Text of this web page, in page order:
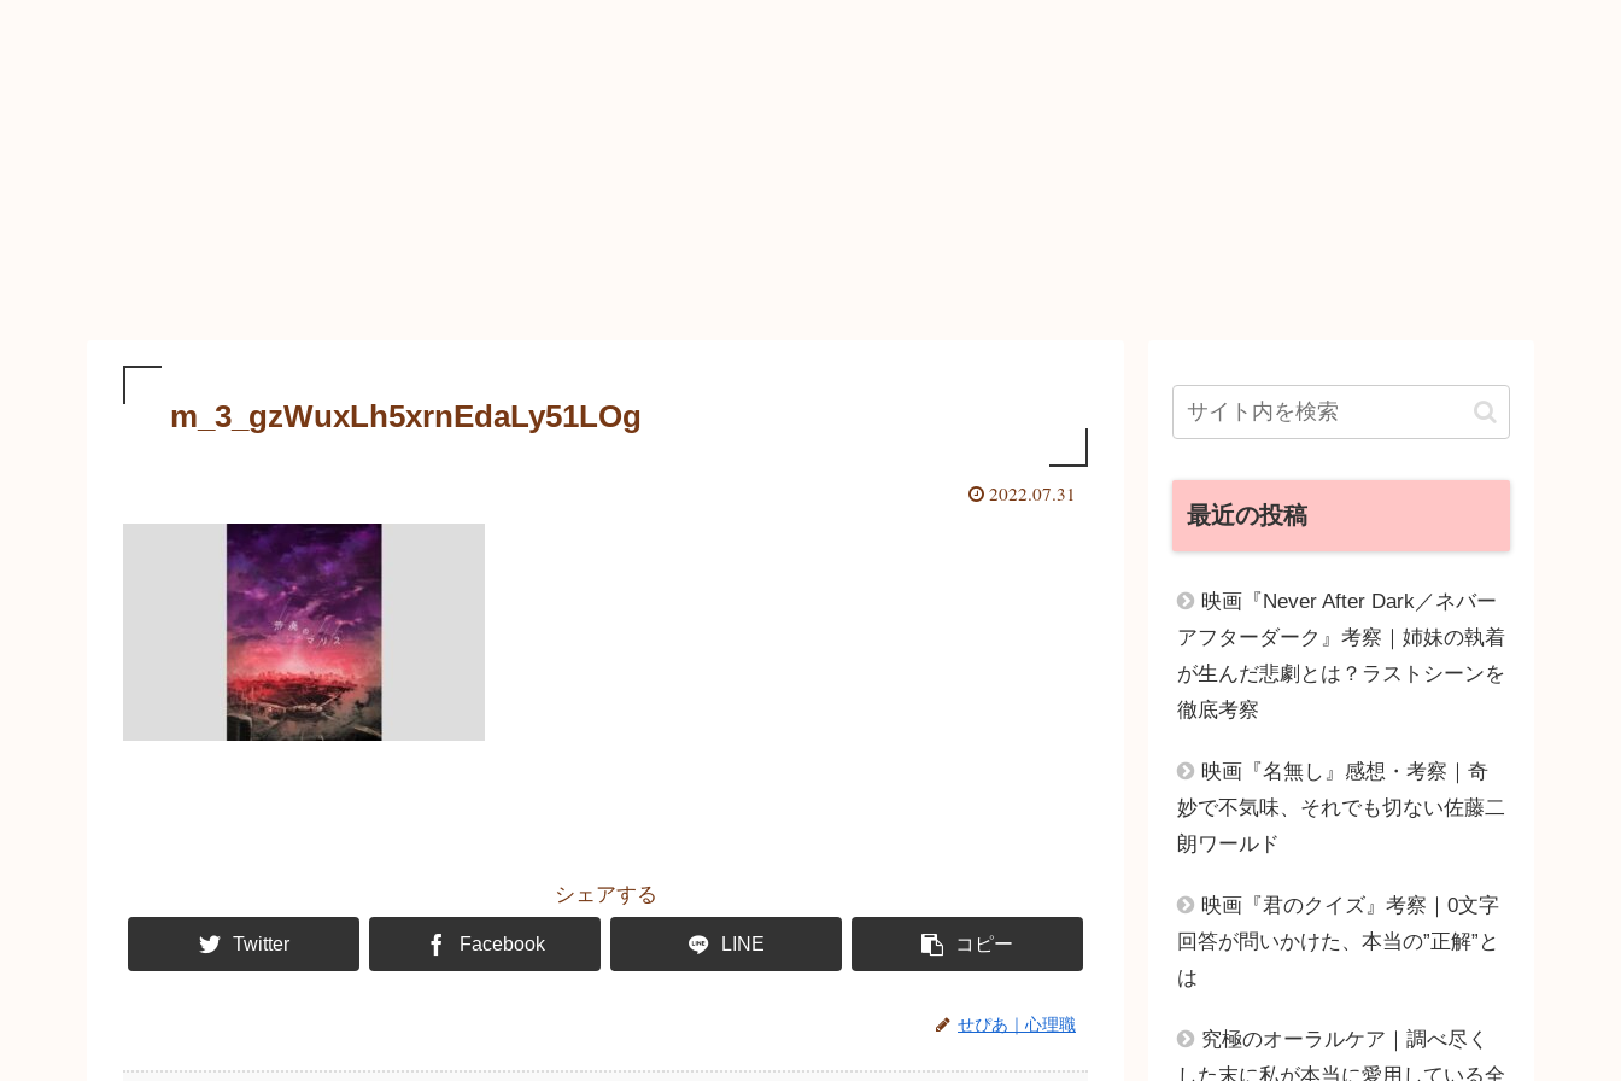
m_3_gzWuxLh5xrnEdaLy51LOg
2022.07.31
シェアする
Twitter Facebook LINE コピー
せぴあ｜心理職
最近の投稿
映画『Never After Dark／ネバー
アフターダーク』考察｜姉妹の執着
が生んだ悲劇とは？ラストシーンを
徹底考察
映画『名無し』感想・考察｜奇
妙で不気味、それでも切ない佐藤二
朗ワールド
映画『君のクイズ』考察｜0文字
回答が問いかけた、本当の”正解”と
は
究極のオーラルケア｜調べ尽く
した末に私が本当に愛用している全